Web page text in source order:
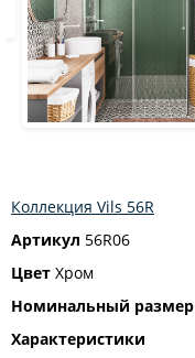
Коллекция Vils 56R
Артикул 56R06
Цвет Хром
Номинальный размер
Характеристики